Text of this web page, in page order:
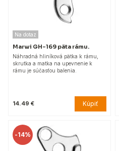
Na dotaz
Marwi GH-169 päta rámu.
Náhradná hliníková pätka k rámu,
skrutka a matka na upevnenie k
rámu je súčasťou balenia.
14.49 € Kúpiť
-14%